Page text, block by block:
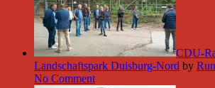
CDU-
Landschaftspark Duisburg-Nord by
No Comment